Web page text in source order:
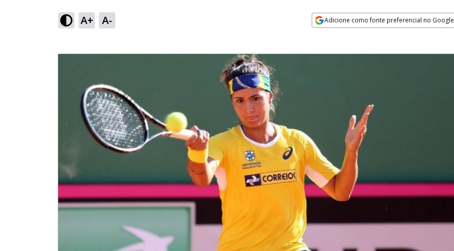
A+ A- Adicione como fonte preferencial no Google